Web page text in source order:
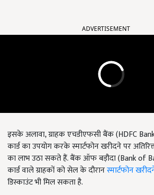
ADVERTISEMENT
इसके अलावा, ग्राहक एचडीएफसी बैंक (HDFC
कार्ड का उपयोग करके स्मार्टफोन खरीदने पर
का लाभ उठा सकते हैं. बैंक ऑफ बड़ौदा (Bank of
कार्ड वाले ग्राहकों को सेल के दौरानस्मार्टफोन
डिस्काउंट भी मिल सकता है.